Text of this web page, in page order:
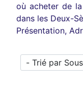
où acheter de
dans les Deux-
Présentation,